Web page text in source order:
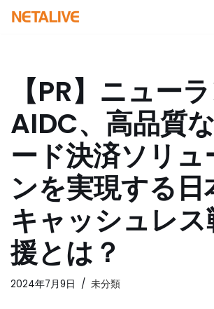
へ
キ
プ
【PR】ニュー
AIDC、高品質
ード決済ソリュ
ンを実現する日
キャッシュレ
援とは？
2024年7月9日 未分類